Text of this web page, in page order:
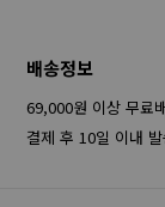
배송정보
69,000원 이상 무료
결제 후 10일 이내